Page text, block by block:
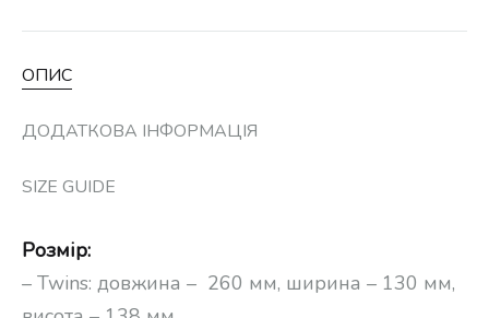
ОПИС
ДОДАТКОВА ІНФОРМАЦІЯ
SIZE GUIDE
Розмір:
– Twins: довжина – 260 мм, ширина – 130 мм,